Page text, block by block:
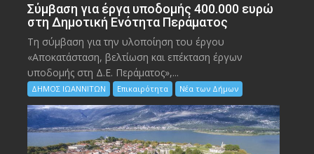
Σύμβαση για έργα υποδομής 400.000 ευρώ
στη Δημοτική Ενότητα Περάματος
Τη σύμβαση για την υλοποίηση του έργου
«Αποκατάσταση, βελτίωση και επέκταση έργων
υποδομής στη Δ.Ε. Περάματος»,...
ΔΗΜΟΣ ΙΩΑΝΝΙΤΩΝ Επικαιρότητα Νέα των Δήμων